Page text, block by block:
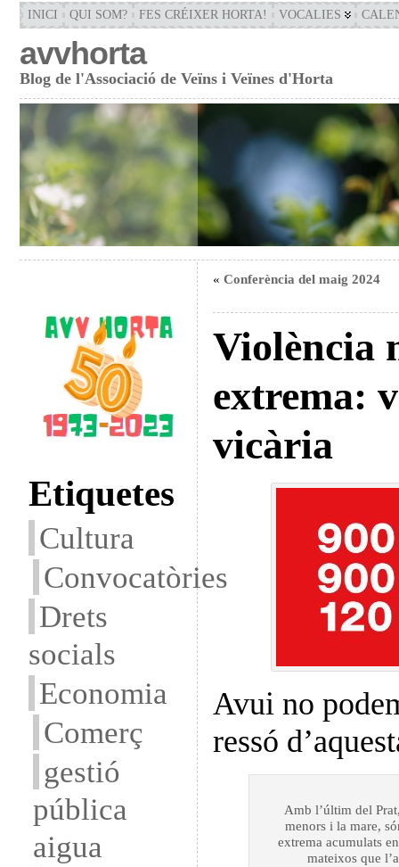
INICI QUI SOM? FES CRÉIXER HORTA! VOCALIES
avvhorta
Blog de l'Associació de Veïns i Veïnes d'Horta
Etiquetes
Cultura
Convocatòries
Drets
socials
Economia
Comerç
gestió
pública
aigua
« Conferència del maig 2024
Violència
extrema:
vicària
Avui no
ressó
Amb l’últim del
menors i la mare,
extrema acumulats
mateixos que